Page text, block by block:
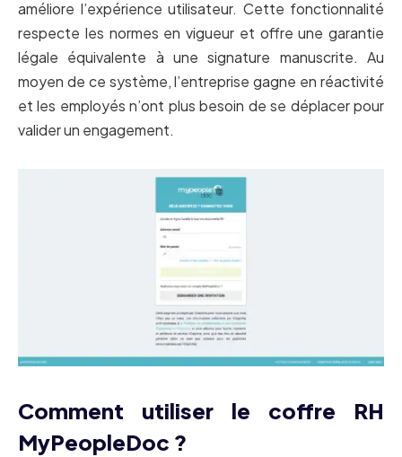
améliore l’expérience utilisateur. Cette fonctionnalité
respecte les normes en vigueur et offre une garantie
légale équivalente à une signature manuscrite. Au
moyen de ce système, l’entreprise gagne en réactivité
et les employés n’ont plus besoin de se déplacer pour
valider un engagement.
Comment utiliser le coffre RH
MyPeopleDoc ?